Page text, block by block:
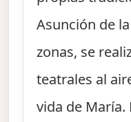
Asunción de
zonas, se
teatrales al
vida de María.